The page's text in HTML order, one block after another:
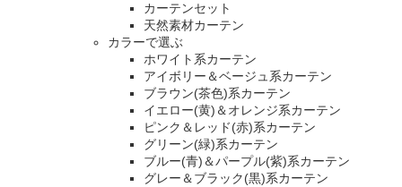
カーテンセット
天然素材カーテン
カラーで選ぶ
ホワイト系カーテン
アイボリー＆ベージュ系カーテン
ブラウン(茶色)系カーテン
イエロー(黄)＆オレンジ系カーテン
ピンク＆レッド(赤)系カーテン
グリーン(緑)系カーテン
ブルー(青)＆パープル(紫)系カーテン
グレー＆ブラック(黒)系カーテン